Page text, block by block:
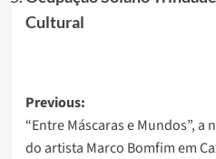
Cultural
Post
navigation
Previous:
“Entre Máscaras e Mundos”, a
do artista Marco Bomfim em